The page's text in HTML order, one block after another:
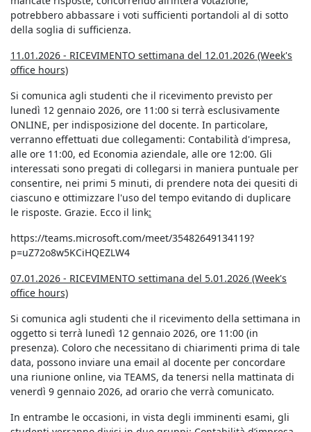
potrebbero abbassare i voti sufficienti portandoli al di sotto
della soglia di sufficienza.
11.01.2026 - RICEVIMENTO settimana del 12.01.2026 (Week's
office hours)
Si comunica agli studenti che il ricevimento previsto per
lunedì 12 gennaio 2026, ore 11:00 si terrà esclusivamente
ONLINE, per indisposizione del docente. In particolare,
verranno effettuati due collegamenti: Contabilità d'impresa,
alle ore 11:00, ed Economia aziendale, alle ore 12:00. Gli
interessati sono pregati di collegarsi in maniera puntuale per
consentire, nei primi 5 minuti, di prendere nota dei quesiti di
ciascuno e ottimizzare l'uso del tempo evitando di duplicare
le risposte. Grazie. Ecco il link:
https://teams.microsoft.com/meet/35482649134119?
p=uZ72o8w5KCiHQEZLW4
07.01.2026 - RICEVIMENTO settimana del 5.01.2026 (Week's
office hours)
Si comunica agli studenti che il ricevimento della settimana in
oggetto si terrà lunedì 12 gennaio 2026, ore 11:00 (in
presenza). Coloro che necessitano di chiarimenti prima di tale
data, possono inviare una email al docente per concordare
una riunione online, via TEAMS, da tenersi nella mattinata di
venerdì 9 gennaio 2026, ad orario che verrà comunicato.
In entrambe le occasioni, in vista degli imminenti esami, gli